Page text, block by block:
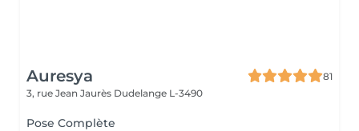
Auresya
81
3, rue Jean Jaurès Dudelange L-3490
Pose Complète